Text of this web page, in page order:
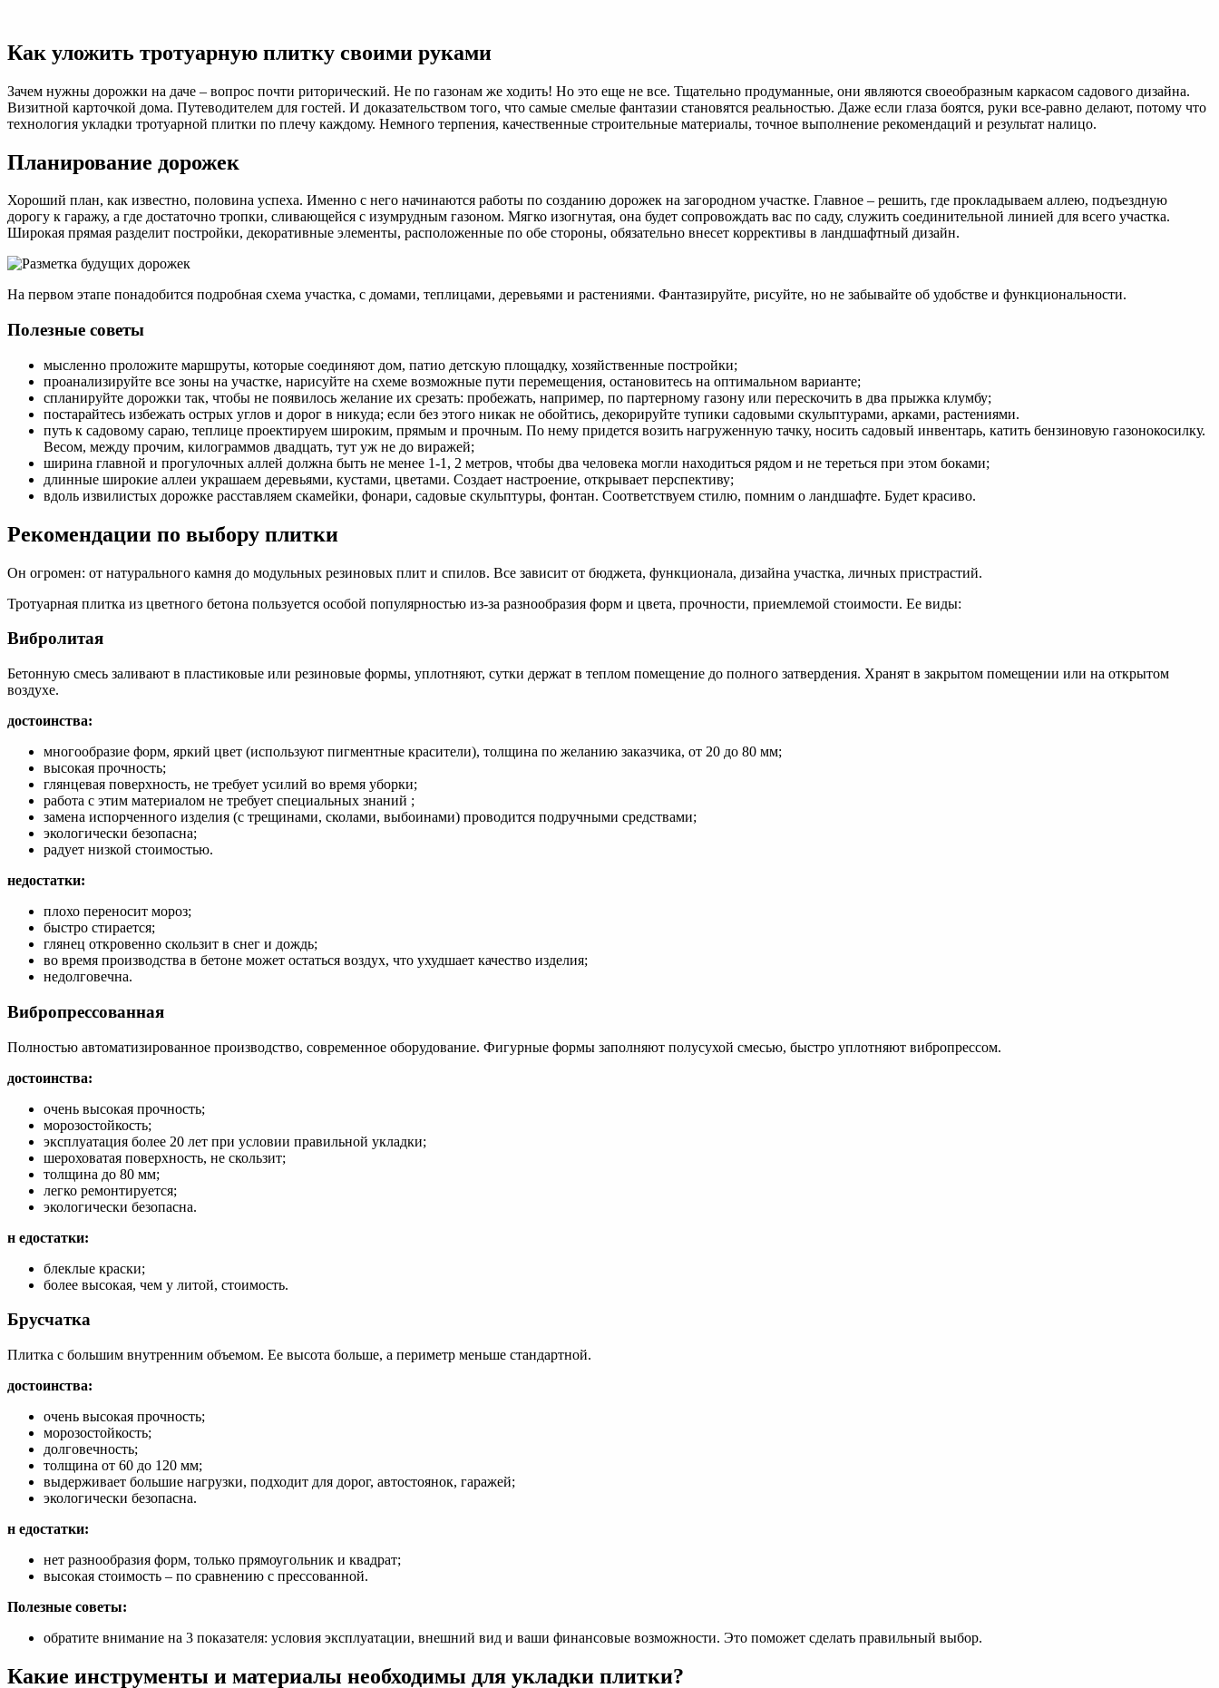
как
плитку
своими
руками
Как уложить тротуарную плитку своими руками
Зачем нужны дорожки на даче – вопрос почти риторический. Не по газонам же ходить! Но это еще не все. Тщательно продуманные, они являются своеобразным каркасом садового дизайна.
Визитной карточкой дома. Путеводителем для гостей. И доказательством того, что самые смелые фантазии становятся реальностью. Даже если глаза боятся, руки все-равно делают, потому что
технология укладки тротуарной плитки по плечу каждому. Немного терпения, качественные строительные материалы, точное выполнение рекомендаций и результат налицо.
Планирование дорожек
Хороший план, как известно, половина успеха. Именно с него начинаются работы по созданию дорожек на загородном участке. Главное – решить, где прокладываем аллею, подъездную
дорогу к гаражу, а где достаточно тропки, сливающейся с изумрудным газоном. Мягко изогнутая, она будет сопровождать вас по саду, служить соединительной линией для всего участка.
Широкая прямая разделит постройки, декоративные элементы, расположенные по обе стороны, обязательно внесет коррективы в ландшафтный дизайн.
На первом этапе понадобится подробная схема участка, с домами, теплицами, деревьями и растениями. Фантазируйте, рисуйте, но не забывайте об удобстве и функциональности.
Полезные советы
мысленно проложите маршруты, которые соединяют дом, патио детскую площадку, хозяйственные постройки;
проанализируйте все зоны на участке, нарисуйте на схеме возможные пути перемещения, остановитесь на оптимальном варианте;
спланируйте дорожки так, чтобы не появилось желание их срезать: пробежать, например, по партерному газону или перескочить в два прыжка клумбу;
постарайтесь избежать острых углов и дорог в никуда; если без этого никак не обойтись, декорируйте тупики садовыми скульптурами, арками, растениями.
путь к садовому сараю, теплице проектируем широким, прямым и прочным. По нему придется возить нагруженную тачку, носить садовый инвентарь, катить бензиновую газонокосилку.
Весом, между прочим, килограммов двадцать, тут уж не до виражей;
ширина главной и прогулочных аллей должна быть не менее 1-1, 2 метров, чтобы два человека могли находиться рядом и не тереться при этом боками;
длинные широкие аллеи украшаем деревьями, кустами, цветами. Создает настроение, открывает перспективу;
вдоль извилистых дорожке расставляем скамейки, фонари, садовые скульптуры, фонтан. Соответствуем стилю, помним о ландшафте. Будет красиво.
Рекомендации по выбору плитки
Он огромен: от натурального камня до модульных резиновых плит и спилов. Все зависит от бюджета, функционала, дизайна участка, личных пристрастий.
Тротуарная плитка из цветного бетона пользуется особой популярностью из-за разнообразия форм и цвета, прочности, приемлемой стоимости. Ее виды:
Вибролитая
Бетонную смесь заливают в пластиковые или резиновые формы, уплотняют, сутки держат в теплом помещение до полного затвердения. Хранят в закрытом помещении или на открытом
воздухе.
достоинства:
многообразие форм, яркий цвет (используют пигментные красители), толщина по желанию заказчика, от 20 до 80 мм;
высокая прочность;
глянцевая поверхность, не требует усилий во время уборки;
работа с этим материалом не требует специальных знаний ;
замена испорченного изделия (с трещинами, сколами, выбоинами) проводится подручными средствами;
экологически безопасна;
радует низкой стоимостью.
недостатки:
плохо переносит мороз;
быстро стирается;
глянец откровенно скользит в снег и дождь;
во время производства в бетоне может остаться воздух, что ухудшает качество изделия;
недолговечна.
Вибропрессованная
Полностью автоматизированное производство, современное оборудование. Фигурные формы заполняют полусухой смесью, быстро уплотняют вибропрессом.
достоинства:
очень высокая прочность;
морозостойкость;
эксплуатация более 20 лет при условии правильной укладки;
шероховатая поверхность, не скользит;
толщина до 80 мм;
легко ремонтируется;
экологически безопасна.
н едостатки:
блеклые краски;
более высокая, чем у литой, стоимость.
Брусчатка
Плитка с большим внутренним объемом. Ее высота больше, а периметр меньше стандартной.
достоинства:
очень высокая прочность;
морозостойкость;
долговечность;
толщина от 60 до 120 мм;
выдерживает большие нагрузки, подходит для дорог, автостоянок, гаражей;
экологически безопасна.
н едостатки:
нет разнообразия форм, только прямоугольник и квадрат;
высокая стоимость – по сравнению с прессованной.
Полезные советы:
обратите внимание на 3 показателя: условия эксплуатации, внешний вид и ваши финансовые возможности. Это поможет сделать правильный выбор.
Какие инструменты и материалы необходимы для укладки плитки?